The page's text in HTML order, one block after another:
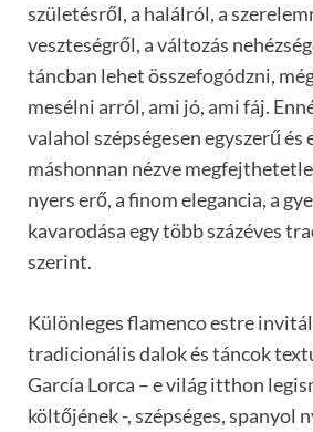
születésről, a halálról, a
veszteségről, a változás
táncban lehet összefogódzni,
mesélni arról, ami jó, ami fáj.
valahol szépségesen egyszerű
máshonnan nézve
nyers erő, a finom elegancia, a
kavarodása egy több százéves
szerint.
Különleges flamenco estre
tradicionális dalok és táncok
García Lorca – e világ itthon
költőjének -, szépséges, spanyol